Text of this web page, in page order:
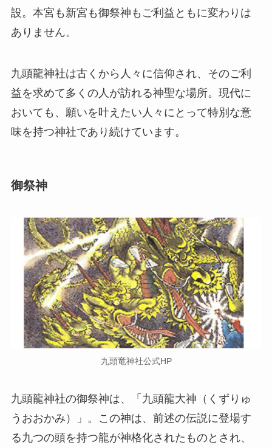
設。本宮も新宮も御祭神もご利益ともに変わりは
ありません。
九頭龍神社は古くから人々に信仰され、そのご利
益を求めて多くの人が訪れる神聖な場所。現代に
おいても、願いを叶えたい人々にとって特別な意
味を持つ神社であり続けています。
御祭神
九頭竜神社公式HP
九頭龍神社の御祭神は、「九頭龍大神（くずりゅ
うおおかみ）」。この神は、前述の伝説に登場す
る九つの頭を持つ龍が神格化されたものとされ、